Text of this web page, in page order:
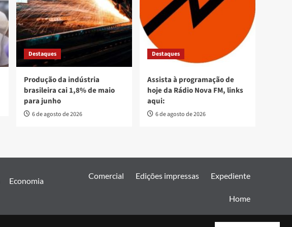
Destaques
Produção da indústria
brasileira cai 1,8% de maio
para junho
6 de agosto de 2026
Destaques
Assista à programação de
hoje da Rádio Nova FM, links
aqui:
6 de agosto de 2026
Economia
Comercial Edições impressas Expediente
Home